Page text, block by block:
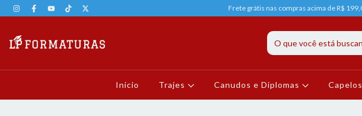
Frete grátis nas compras acima de R$
Início Trajes Canudos e Diplomas Capelos